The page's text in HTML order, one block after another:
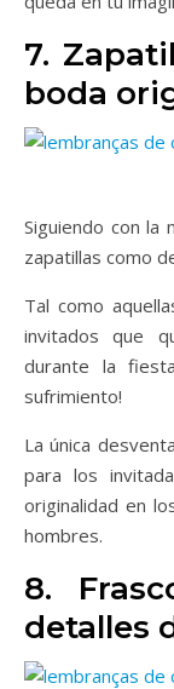
7.
boda
Siguiendo con la
zapatillas como
Tal como
invitados que
durante la
sufrimiento!
La única
para los
originalidad en
hombres.
8.
detalles